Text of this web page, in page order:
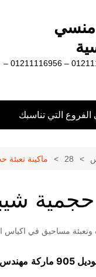
منسي
رائد الصناعات الهندسية 01211116954 – 01211116956 –
الفروع التي تناسبك
28 ماكينة
حجمية
وتعبئة مساحيق في اكياس